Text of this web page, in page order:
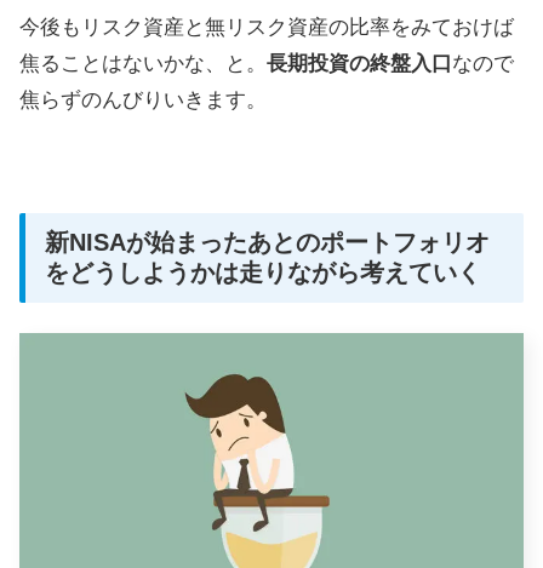
今後もリスク資産と無リスク資産の比率をみておけば
焦ることはないかな、と。 長期投資の終盤入口なので
焦らずのんびりいきます。
新NISAが始まったあとのポートフォリオ
をどうしようかは走りながら考えていく